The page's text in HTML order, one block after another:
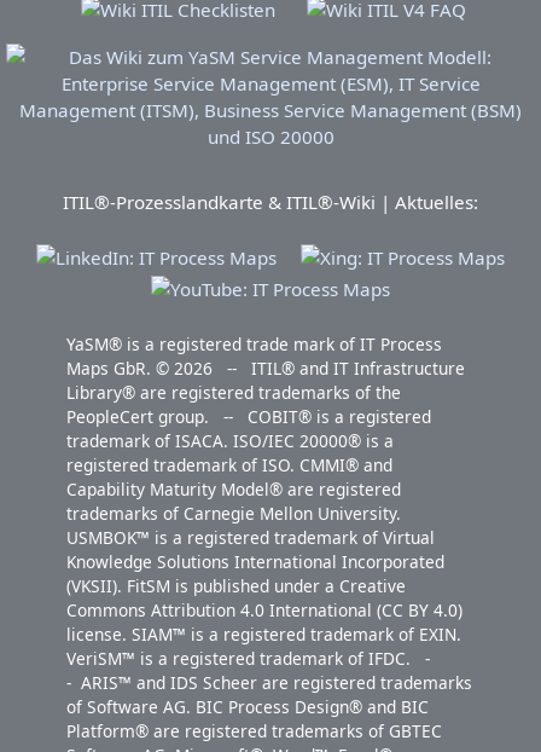
ITIL®-Prozesslandkarte & ITIL®-Wiki | Aktuelles:
YaSM® is a registered trade mark of IT Process
Maps GbR. © 2026 -- ITIL® and IT Infrastructure
Library® are registered trademarks of the
PeopleCert group. -- COBIT® is a registered
trademark of ISACA. ISO/IEC 20000® is a
registered trademark of ISO. CMMI® and
Capability Maturity Model® are registered
trademarks of Carnegie Mellon University.
USMBOK™ is a registered trademark of Virtual
Knowledge Solutions International Incorporated
(VKSII). FitSM is published under a Creative
Commons Attribution 4.0 International (CC BY 4.0)
license. SIAM™ is a registered trademark of EXIN.
VeriSM™ is a registered trademark of IFDC. -
- ARIS™ and IDS Scheer are registered trademarks
of Software AG. BIC Process Design® and BIC
Platform® are registered trademarks of GBTEC